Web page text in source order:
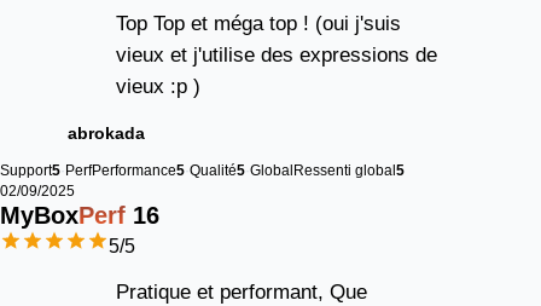
Top Top et méga top ! (oui j'suis
vieux et j'utilise des expressions de
vieux :p )
abrokada
Support5 PerfPerformance5 Qualité5 GlobalRessenti global5
02/09/2025
MyBoxPerf 16
5/5
Pratique et performant, Que